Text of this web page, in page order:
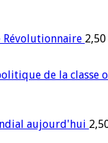
Révolutionnaire 2,50
de la classe
aujourd'hui